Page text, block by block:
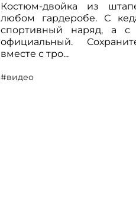
Костюм-двойка из
любом гардеробе. С
спортивный наряд, а
официальный.
вместе с тро...
#видео